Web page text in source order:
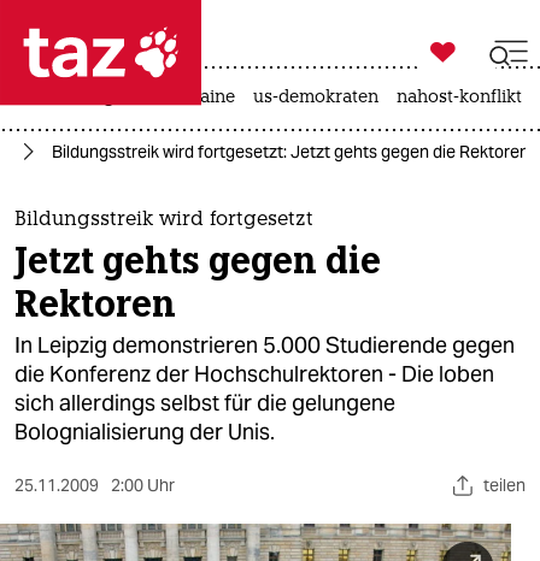
 taz zahl ich
taz zahl ich
themen
politik
öko
gesellschaft
kultur
sport
berlin

taz zahl ich
krieg in der ukraine us-demokraten nahost-konflikt
Bildungsstreik wird fortgesetzt: Jetzt gehts gegen die Rektoren
Bildungsstreik wird fortgesetzt
Jetzt gehts gegen die
Rektoren
In Leipzig demonstrieren 5.000 Studierende gegen
die Konferenz der Hochschulrektoren - Die loben
sich allerdings selbst für die gelungene
Bolognialisierung der Unis.
25.11.2009 2:00 Uhr teilen